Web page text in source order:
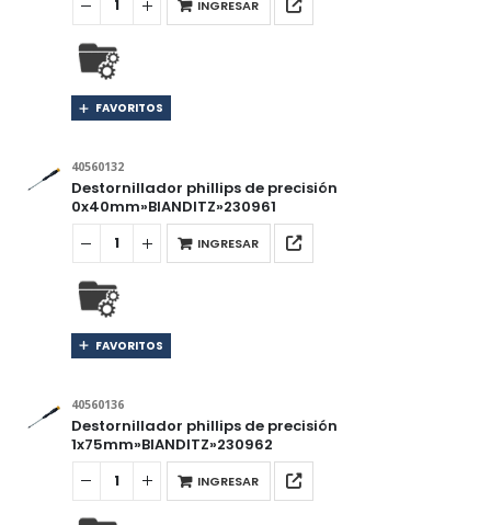
INGRESAR
FAVORITOS
40560132
Destornillador phillips de precisión
0x40mm»BIANDITZ»230961
INGRESAR
FAVORITOS
40560136
Destornillador phillips de precisión
1x75mm»BIANDITZ»230962
INGRESAR